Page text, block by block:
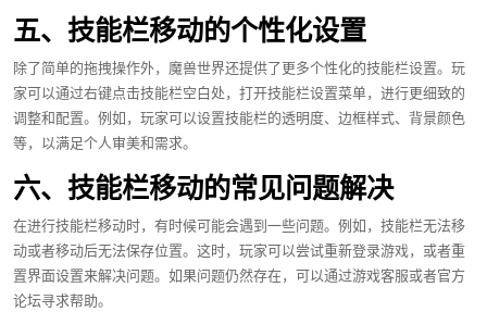
五、技能栏移动的个性化设置
除了简单的拖拽操作外，魔兽世界还提供了更多个性化的技能栏设置。玩
家可以通过右键点击技能栏空白处，打开技能栏设置菜单，进行更细致的
调整和配置。例如，玩家可以设置技能栏的透明度、边框样式、背景颜色
等，以满足个人审美和需求。
六、技能栏移动的常见问题解决
在进行技能栏移动时，有时候可能会遇到一些问题。例如，技能栏无法移
动或者移动后无法保存位置。这时，玩家可以尝试重新登录游戏，或者重
置界面设置来解决问题。如果问题仍然存在，可以通过游戏客服或者官方
论坛寻求帮助。